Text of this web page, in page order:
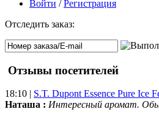
Войти /Регистрация
Отследить заказ:
Отзывы посетителей
18:10 | S.T. Dupont Essence Pure Ice
Наташа : Интересный аромат.